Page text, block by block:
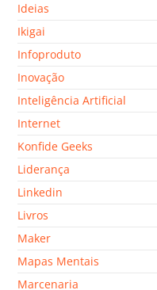
Ideias
Ikigai
Infoproduto
Inovação
Inteligência Artificial
Internet
Konfide Geeks
Liderança
Linkedin
Livros
Maker
Mapas Mentais
Marcenaria